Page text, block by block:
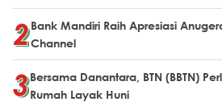
Bank Mandiri Raih Apresiasi
Channel
Bersama Danantara, BTN (BBTN)
Rumah Layak Huni